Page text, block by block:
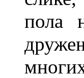
пола